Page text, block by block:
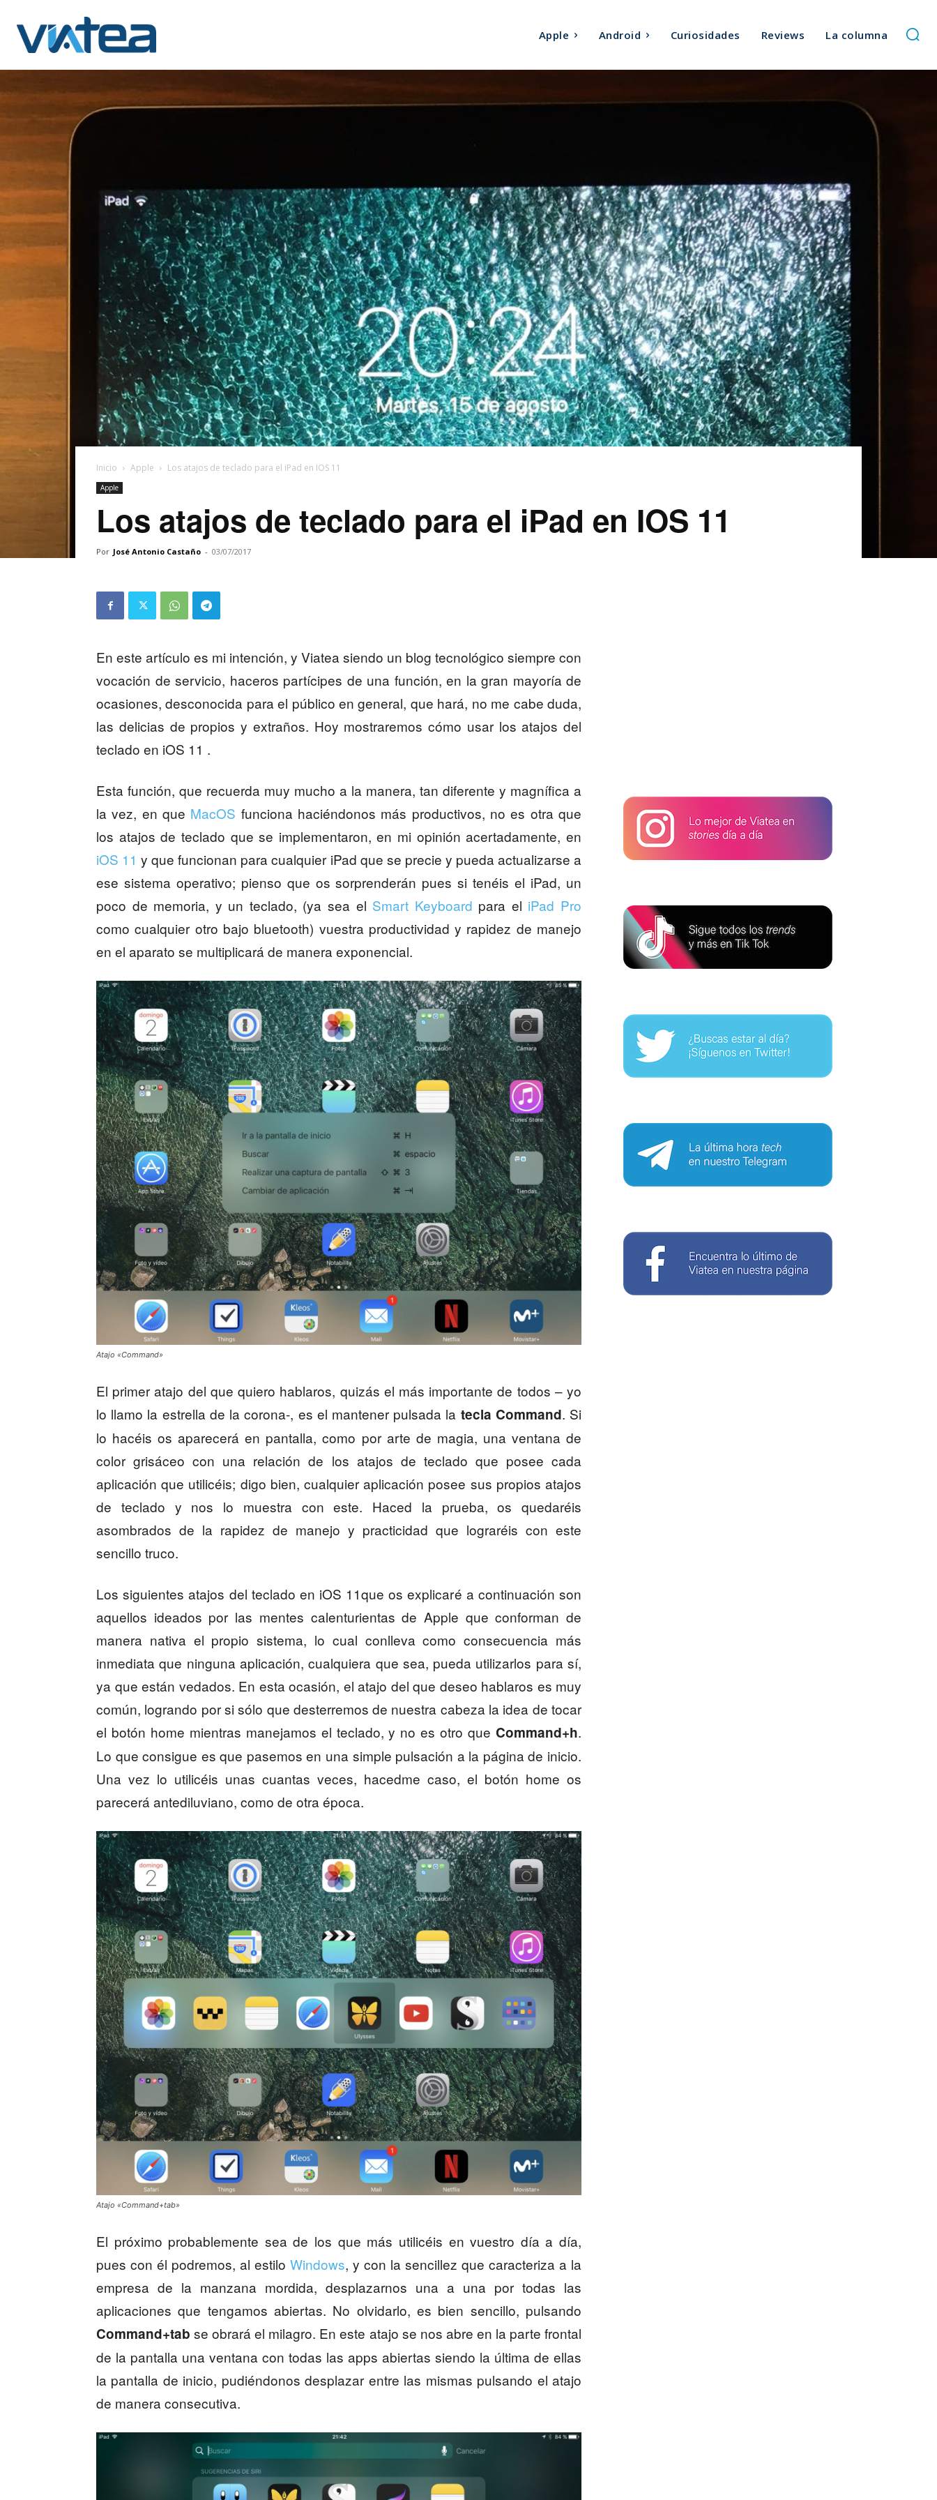
Apple Android Curiosidades Reviews La columna
Inicio Apple Los atajos de teclado para el iPad en IOS 11
Apple
Los atajos de teclado para el iPad en IOS 11
Por José Antonio Castaño - 03/07/2017
En este artículo es mi intención, y Viatea siendo un blog tecnológico siempre con
vocación de servicio, haceros partícipes de una función, en la gran mayoría de
ocasiones, desconocida para el público en general, que hará, no me cabe duda,
las delicias de propios y extraños. Hoy mostraremos cómo usar los atajos del
teclado en iOS 11 .
Esta función, que recuerda muy mucho a la manera, tan diferente y magnífica a
la vez, en que MacOS funciona haciéndonos más productivos, no es otra que
los atajos de teclado que se implementaron, en mi opinión acertadamente, en
iOS 11 y que funcionan para cualquier iPad que se precie y pueda actualizarse a
ese sistema operativo; pienso que os sorprenderán pues si tenéis el iPad, un
poco de memoria, y un teclado, (ya sea el Smart Keyboard para el iPad Pro
como cualquier otro bajo bluetooth) vuestra productividad y rapidez de manejo
en el aparato se multiplicará de manera exponencial.
Atajo «Command»
El primer atajo del que quiero hablaros, quizás el más importante de todos – yo
lo llamo la estrella de la corona-, es el mantener pulsada la tecla Command. Si
lo hacéis os aparecerá en pantalla, como por arte de magia, una ventana de
color grisáceo con una relación de los atajos de teclado que posee cada
aplicación que utilicéis; digo bien, cualquier aplicación posee sus propios atajos
de teclado y nos lo muestra con este. Haced la prueba, os quedaréis
asombrados de la rapidez de manejo y practicidad que lograréis con este
sencillo truco.
Los siguientes atajos del teclado en iOS 11que os explicaré a continuación son
aquellos ideados por las mentes calenturientas de Apple que conforman de
manera nativa el propio sistema, lo cual conlleva como consecuencia más
inmediata que ninguna aplicación, cualquiera que sea, pueda utilizarlos para sí,
ya que están vedados. En esta ocasión, el atajo del que deseo hablaros es muy
común, logrando por si sólo que desterremos de nuestra cabeza la idea de tocar
el botón home mientras manejamos el teclado, y no es otro que Command+h.
Lo que consigue es que pasemos en una simple pulsación a la página de inicio.
Una vez lo utilicéis unas cuantas veces, hacedme caso, el botón home os
parecerá antediluviano, como de otra época.
Atajo «Command+tab»
El próximo probablemente sea de los que más utilicéis en vuestro día a día,
pues con él podremos, al estilo Windows, y con la sencillez que caracteriza a la
empresa de la manzana mordida, desplazarnos una a una por todas las
aplicaciones que tengamos abiertas. No olvidarlo, es bien sencillo, pulsando
Command+tab se obrará el milagro. En este atajo se nos abre en la parte frontal
de la pantalla una ventana con todas las apps abiertas siendo la última de ellas
la pantalla de inicio, pudiéndonos desplazar entre las mismas pulsando el atajo
de manera consecutiva.